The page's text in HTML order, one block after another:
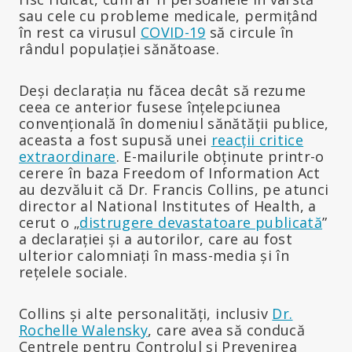
sau cele cu probleme medicale, permițând
în rest ca virusul COVID-19 să circule în
rândul populației sănătoase.
Deși declarația nu făcea decât să rezume
ceea ce anterior fusese înțelepciunea
convențională în domeniul sănătății publice,
aceasta a fost supusă unei reacții critice
extraordinare. E-mailurile obținute printr-o
cerere în baza Freedom of Information Act
au dezvăluit că Dr. Francis Collins, pe atunci
director al National Institutes of Health, a
cerut o „distrugere devastatoare publicată”
a declarației și a autorilor, care au fost
ulterior calomniați în mass-media și în
rețelele sociale.
Collins și alte personalități, inclusiv Dr.
Rochelle Walensky, care avea să conducă
Centrele pentru Controlul și Prevenirea